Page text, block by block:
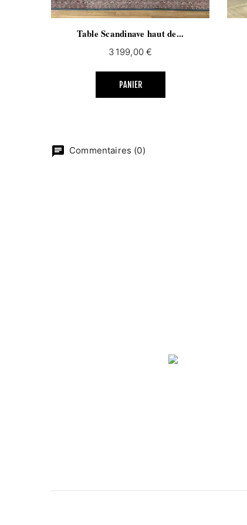
Table Scandinave haut de...
Prix
3 199,00 €
PANIER
chat Commentaires (0)